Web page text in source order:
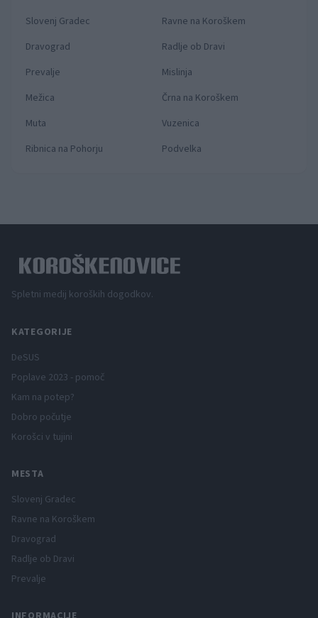
Slovenj Gradec
Ravne na Koroškem
Dravograd
Radlje ob Dravi
Prevalje
Mislinja
Mežica
Črna na Koroškem
Muta
Vuzenica
Ribnica na Pohorju
Podvelka
Spletni medij koroških dogodkov.
KATEGORIJE
DeSUS
Poplave 2023 - pomoč
Kam na potep?
Dobro počutje
Korošci v tujini
MESTA
Slovenj Gradec
Ravne na Koroškem
Dravograd
Radlje ob Dravi
Prevalje